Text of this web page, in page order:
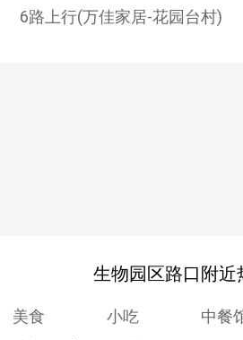
6路上行(万佳家居-花园台村)
生物园区路口附近
美食 小吃 中餐